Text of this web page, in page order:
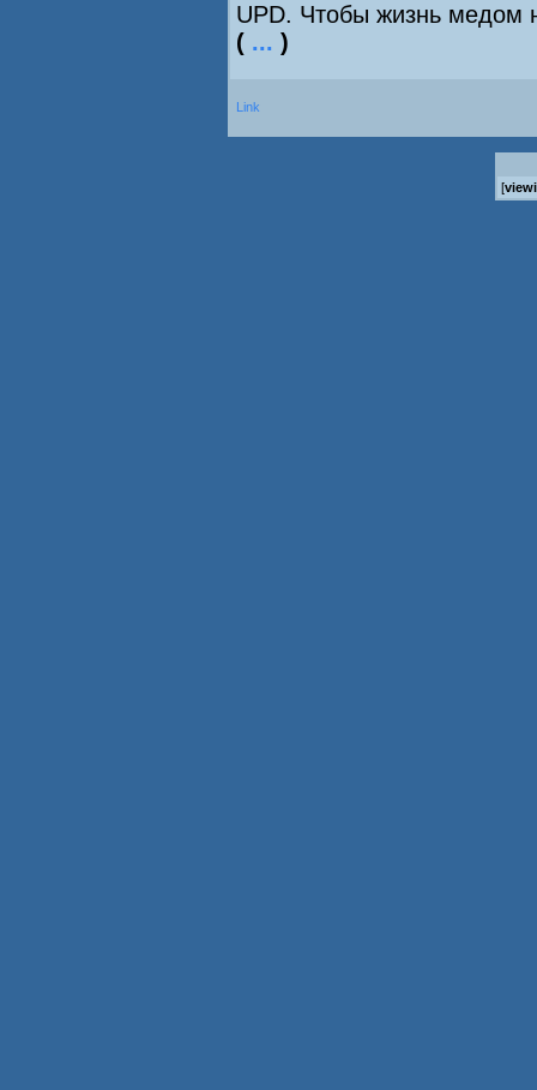
UPD. Чтобы жизнь медом
( ... )
Link
[